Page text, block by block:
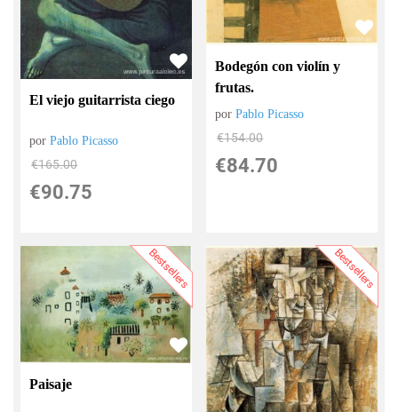
El viejo guitarrista ciego
porPablo Picasso
€165.00
€90.75
Bodegón con violín y
frutas.
porPablo Picasso
€154.00
€84.70
Bestsellers
Paisaje
Bestsellers